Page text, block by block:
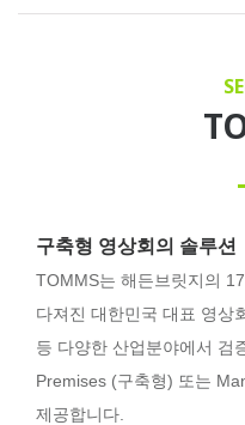
구축형 영상회의 솔루션
TOMMS는 해든브릿지의
다져진 대한민국 대표 영상
등 다양한 산업분야에서 검
Premises (구축형) 또는
제공합니다.